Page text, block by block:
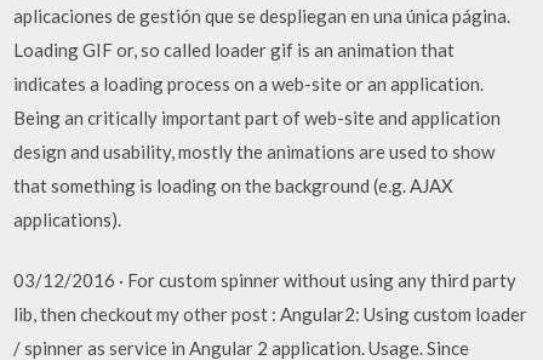
aplicaciones de gestión que se despliegan en una única página.
Loading GIF or, so called loader gif is an animation that
indicates a loading process on a web-site or an application.
Being an critically important part of web-site and application
design and usability, mostly the animations are used to show
that something is loading on the background (e.g. AJAX
applications).
03/12/2016 · For custom spinner without using any third party
lib, then checkout my other post : Angular2: Using custom loader
/ spinner as service in Angular 2 application. Usage. Since